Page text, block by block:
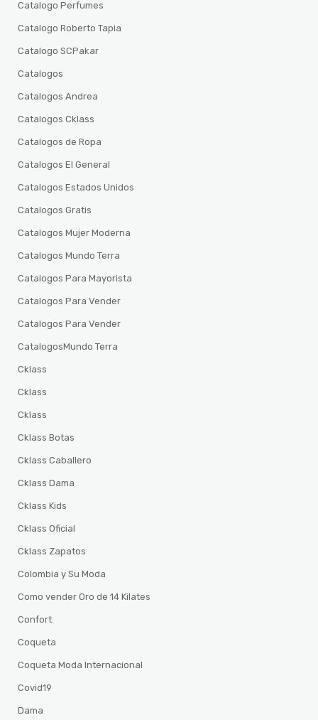
Catalogo Perfumes
Catalogo Roberto Tapia
Catalogo SCPakar
Catalogos
Catalogos Andrea
Catalogos Cklass
Catalogos de Ropa
Catalogos El General
Catalogos Estados Unidos
Catalogos Gratis
Catalogos Mujer Moderna
Catalogos Mundo Terra
Catalogos Para Mayorista
Catalogos Para Vender
Catalogos Para Vender
CatalogosMundo Terra
Cklass
Cklass
Cklass
Cklass Botas
Cklass Caballero
Cklass Dama
Cklass Kids
Cklass Oficial
Cklass Zapatos
Colombia y Su Moda
Como vender Oro de 14 Kilates
Confort
Coqueta
Coqueta Moda Internacional
Covid19
Dama